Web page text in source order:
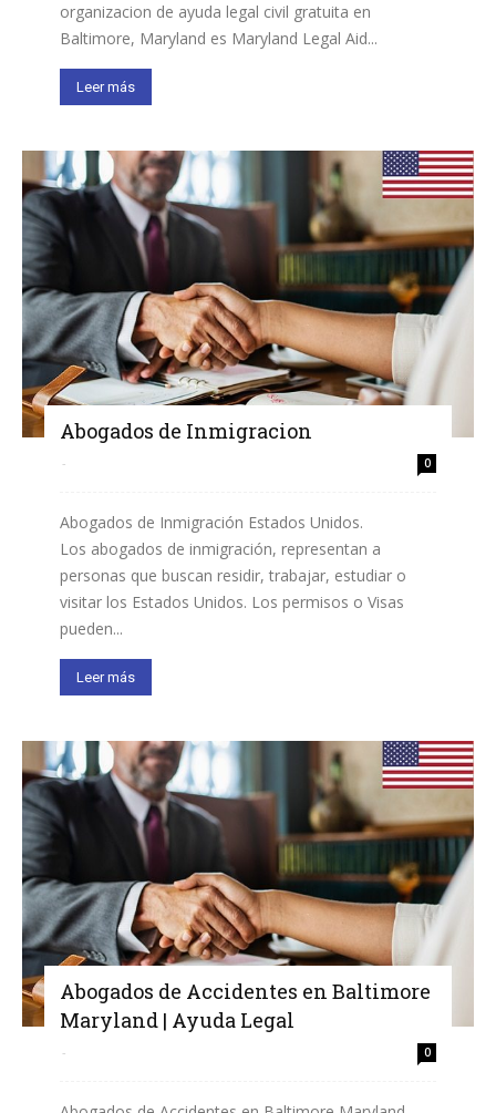
organizacion de ayuda legal civil gratuita en
Baltimore, Maryland es Maryland Legal Aid...
Leer más
Abogados de Inmigracion
- 0
Abogados de Inmigración Estados Unidos.
Los abogados de inmigración, representan a
personas que buscan residir, trabajar, estudiar o
visitar los Estados Unidos. Los permisos o Visas
pueden...
Leer más
Abogados de Accidentes en Baltimore
Maryland | Ayuda Legal
- 0